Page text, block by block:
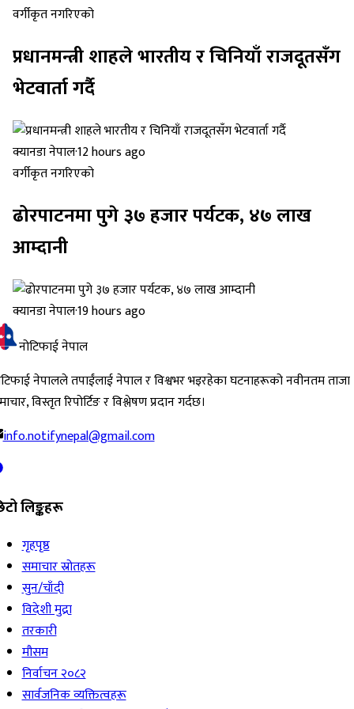
वर्गीकृत नगरिएको
प्रधानमन्त्री शाहले भारतीय र चिनियाँ राजदूतसँग
भेटवार्ता गर्दै
क्यानडा नेपाल·12 hours ago
वर्गीकृत नगरिएको
ढोरपाटनमा पुगे ३७ हजार पर्यटक, ४७ लाख
आम्दानी
क्यानडा नेपाल·19 hours ago
नोटिफाई नेपाल
नेपालले तपाईंलाई नेपाल र विश्वभर भइरहेका घटनाहरूको नवीनतम ताजा
विस्तृत रिपोर्टिङ र विश्लेषण प्रदान गर्दछ।
info.notifynepal@gmail.com
लिङ्कहरू
गृहपृष्ठ
समाचार स्रोतहरू
सुन/चाँदी
विदेशी मुद्रा
तरकारी
मौसम
निर्वाचन २०८२
सार्वजनिक व्यक्तित्वहरू